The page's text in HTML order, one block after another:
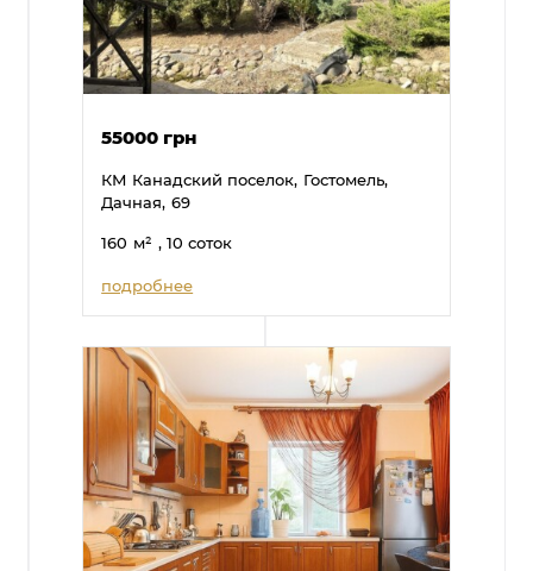
55000 грн
КМ Канадский поселок, Гостомель,
Дачная, 69
160 м² , 10 соток
подробнее